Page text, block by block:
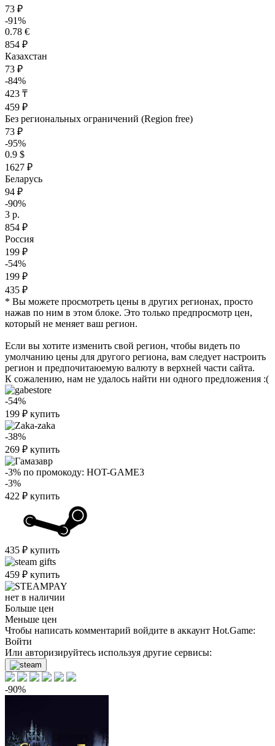
73 ₽
-91%
0.78 €
854 ₽
Казахстан
73 ₽
-84%
423 ₸
459 ₽
Без региональных ограничений (Region free)
73 ₽
-95%
0.9 $
1627 ₽
Беларусь
94 ₽
-90%
3 р.
854 ₽
Россия
199 ₽
-54%
199 ₽
435 ₽
* Вы можете просмотреть цены в других регионах, просто
нажав по ним в этом блоке. Это только предпросмотр цен,
который не меняет ваш регион.
Если вы хотите изменить свой регион, чтобы видеть по
умолчанию цены для другого региона, вам следует настроить
регион и предпочитаюемую валюту в верхней части сайта.
К сожалению, нам не удалось найти ни одного предложения :(
-54%
199 ₽ купить
-38%
269 ₽ купить
-3% по промокоду: HOT-GAME3
-3%
422 ₽ купить
435 ₽ купить
459 ₽ купить
нет в наличии
Больше цен
Меньше цен
Чтобы написать комментарий войдите в аккаунт Hot.Game:
Войти
Или авторизируйтесь используя другие сервисы:
-90%